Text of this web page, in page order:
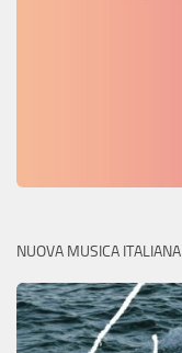
NUOVA MUSICA ITALIANA